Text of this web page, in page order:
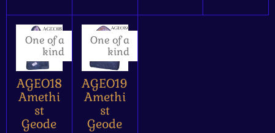
One of a
kind
AGEO18
Amethi
st
Geode
One of a
kind
AGEO19
Amethi
st
Geode